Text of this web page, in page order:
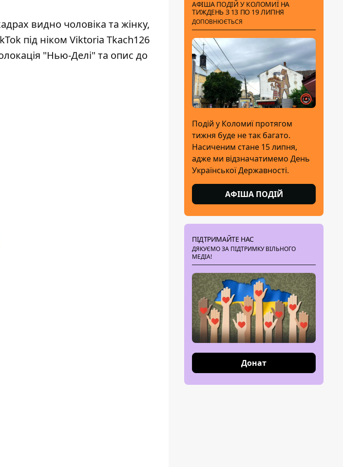
видно чоловіка та жінку,
під ніком Viktoria Tkach126
"Нью-Делі" та опис до
АФІША ПОДІЙ У КОЛОМИЇ НА
ТИЖДЕНЬ З 13 ПО 19 ЛИПНЯ
ДОПОВНЮЄТЬСЯ
Подій у Коломиї протягом
тижня буде не так багато.
Насиченим стане 15 липня,
адже ми відзначатимемо День
Української Державності.
АФІША ПОДІЙ
ПІДТРИМАЙТЕ НАС
ДЯКУЄМО ЗА ПІДТРИМКУ ВІЛЬНОГО
МЕДІА!
Донат